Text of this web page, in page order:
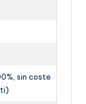
sin coste